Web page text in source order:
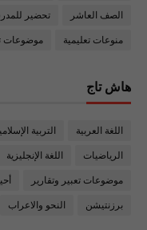
الصف العاشر تحضير
منوعات تعليمية موضوعات
هاش تاج
اللغة العربية التربية
الرياضيات اللغة الإنجليزية
موضوعات تعبير وتقارير
برزنتيشن النحو والاعراب